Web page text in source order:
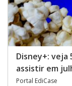
Disney+: veja
assistir em
Portal EdiCase